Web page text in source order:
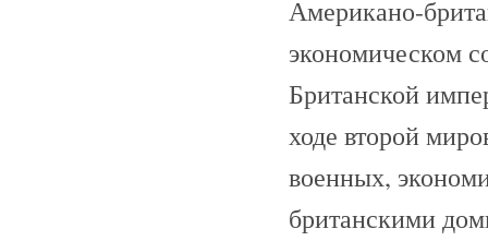
Американо-
экономическом
Британской
ходе второй
военных,
британскими